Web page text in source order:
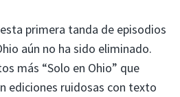
primera tanda de episodios
aún no ha sido eliminado.
más “Solo en Ohio” que
ediciones ruidosas con texto